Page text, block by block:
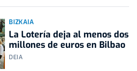
BIZKAIA
La Lotería deja al menos dos
millones de euros en Bilbao
DEIA